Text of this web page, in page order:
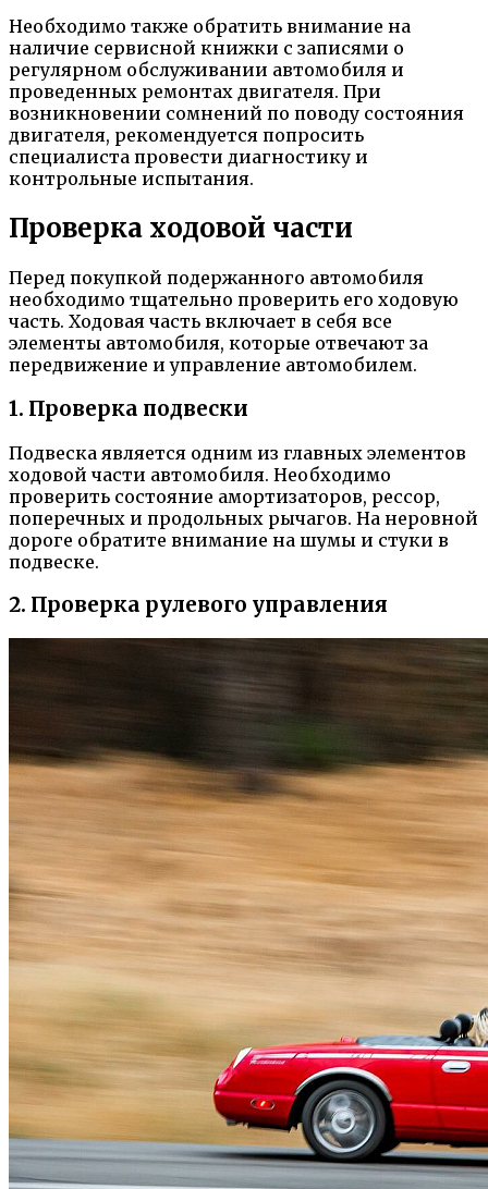
Необходимо также обратить внимание на
наличие сервисной книжки с записями о
регулярном обслуживании автомобиля и
проведенных ремонтах двигателя. При
возникновении сомнений по поводу состояния
двигателя, рекомендуется попросить
специалиста провести диагностику и
контрольные испытания.
Проверка ходовой части
Перед покупкой подержанного автомобиля
необходимо тщательно проверить его ходовую
часть. Ходовая часть включает в себя все
элементы автомобиля, которые отвечают за
передвижение и управление автомобилем.
1. Проверка подвески
Подвеска является одним из главных элементов
ходовой части автомобиля. Необходимо
проверить состояние амортизаторов, рессор,
поперечных и продольных рычагов. На неровной
дороге обратите внимание на шумы и стуки в
подвеске.
2. Проверка рулевого управления